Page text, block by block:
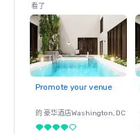
看了
Promote your venue
的 豪华酒店Washington, DC